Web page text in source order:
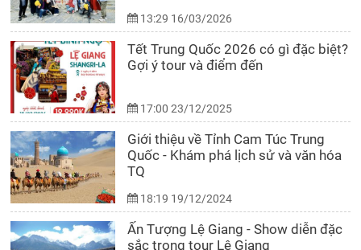
13:29 16/03/2026
Tết Trung Quốc 2026 có gì đặc biệt?
Gợi ý tour và điểm đến
17:00 23/12/2025
Giới thiệu về Tỉnh Cam Túc Trung
Quốc - Khám phá lịch sử và văn hóa
TQ
18:19 19/12/2024
Ấn Tượng Lệ Giang - Show diễn đặc
sắc trong tour Lệ Giang